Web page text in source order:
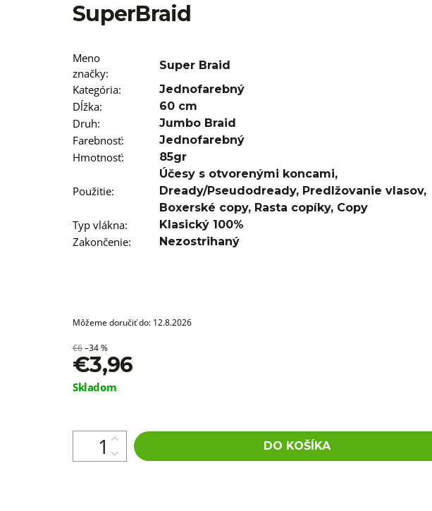
SuperBraid
Meno
značky:
Super Braid
Kategória: Jednofarebný
Dĺžka: 60 cm
Druh: Jumbo Braid
Farebnosť: Jednofarebný
Hmotnosť: 85gr
Použitie:
Účesy s otvorenými koncami,
Dready/Pseudodready, Predlžovanie vlasov,
Boxerské copy, Rasta copíky, Copy
Typ vlákna: Klasický 100%
Zakončenie: Nezostrihaný
Môžeme doručiť do: 12.8.2026
€6–34 %
€3,96
Jednotková
Skladom
DO KOŠÍKA
€5,16
Pôvodne: €5,96